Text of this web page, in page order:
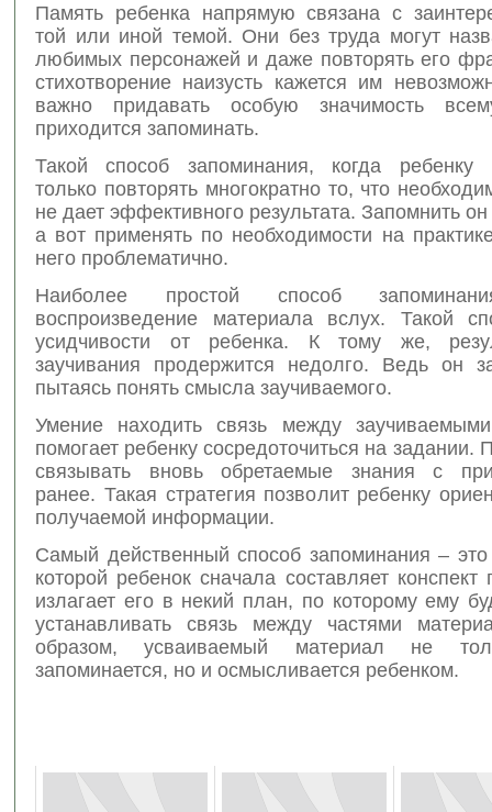
Память ребенка напрямую связана с
той или иной темой. Они без труда могут
любимых персонажей и даже повторять его
стихотворение наизусть кажется им
важно придавать особую значимость
приходится запоминать.
Такой способ запоминания, когда ребенку
только повторять многократно то, что
не дает эффективного результата. Запомнить он
а вот применять по необходимости на
него проблематично.
Наиболее простой способ
воспроизведение материала вслух. Такой
усидчивости от ребенка. К тому же,
заучивания продержится недолго. Ведь он
пытаясь понять смысла заучиваемого.
Умение находить связь между
помогает ребенку сосредоточиться на задании.
связывать вновь обретаемые знания с
ранее. Такая стратегия позволит ребенку
получаемой информации.
Самый действенный способ запоминания –
которой ребенок сначала составляет конспект
излагает его в некий план, по которому ему
устанавливать связь между частями
образом, усваиваемый материал не
запоминается, но и осмысливается ребенком.